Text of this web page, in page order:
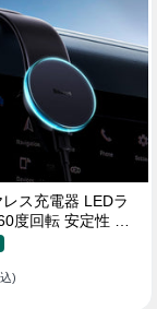
ス充電器 LEDラ
度回転 安定性 粘
エアコン吹き出し
スマホホルダー
)